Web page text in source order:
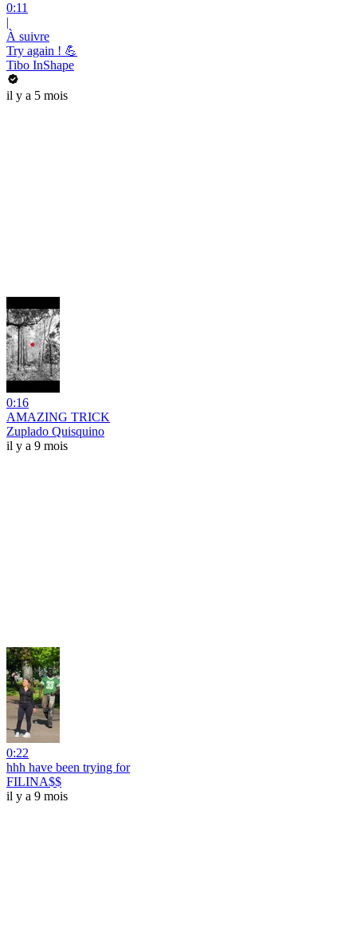
0:11
|
À suivre
Try again ! 💪
Tibo InShape
il y a 5 mois
0:16
AMAZING TRICK
Zuplado Quisquino
il y a 9 mois
0:22
hhh have been trying for
FILINA$$
il y a 9 mois